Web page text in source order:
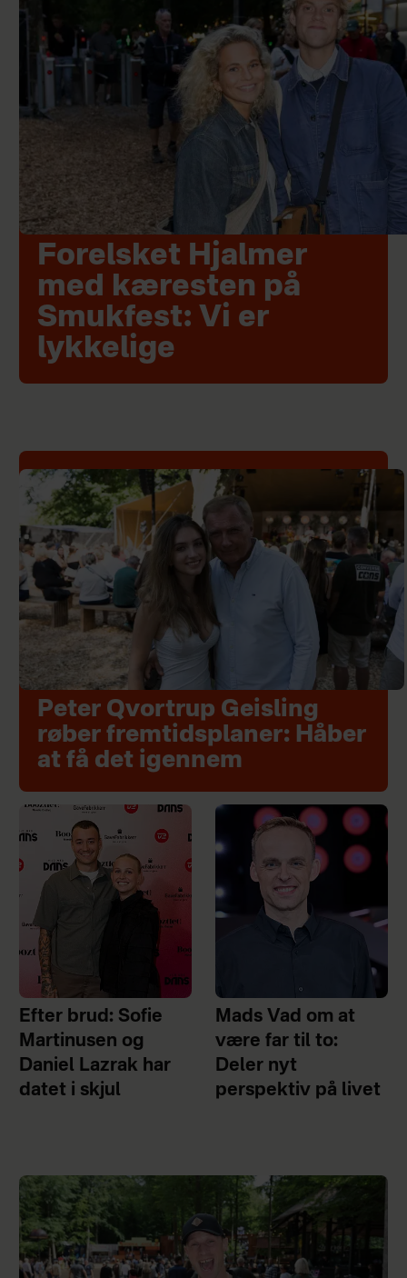
Forelsket Hjalmer
med kæresten på
Smukfest: Vi er
lykkelige
Peter Qvortrup Geisling
røber fremtidsplaner: Håber
at få det igennem
Efter brud: Sofie
Martinusen og
Daniel Lazrak har
datet i skjul
Mads Vad om at
være far til to:
Deler nyt
perspektiv på livet